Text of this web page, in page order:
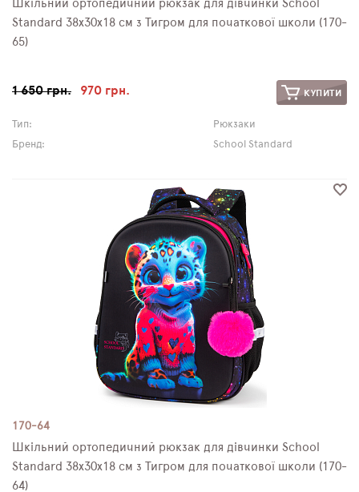
Шкільний ортопедичний рюкзак для дівчинки School
Standard 38х30х18 см з Тигром для початкової школи (170-
65)
1 650 грн. 970 грн. КУПИТИ
Тип:
Рюкзаки
Бренд:
School Standard
170-64
Шкільний ортопедичний рюкзак для дівчинки School
Standard 38х30х18 см з Тигром для початкової школи (170-
64)